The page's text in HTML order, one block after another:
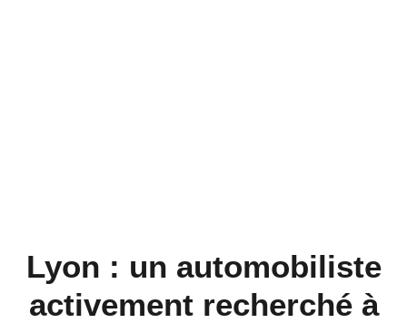
Lyon : un automobiliste
activement recherché à